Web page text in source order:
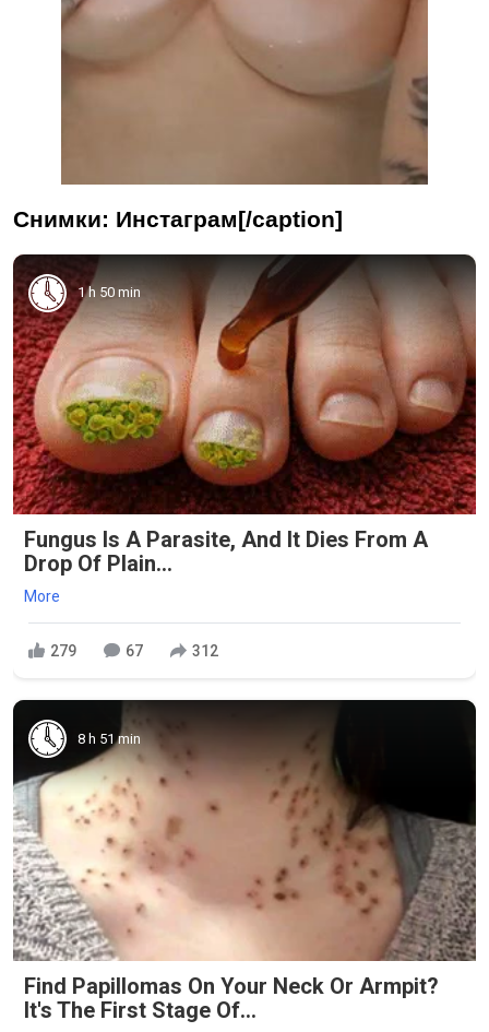
Снимки: Инстаграм[/caption]
1 h 50 min
Fungus Is A Parasite, And It Dies From A
Drop Of Plain...
More
279 67 312
8 h 51 min
Find Papillomas On Your Neck Or Armpit?
It's The First Stage Of...